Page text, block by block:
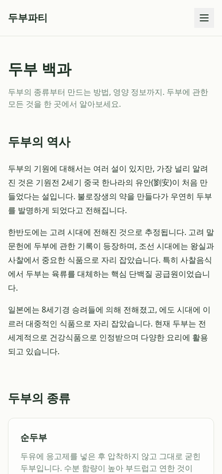
두부파티
두부 백과
두부의 종류부터 만드는 방법, 영양 정보까지. 두부에 관한
모든 것을 한 곳에서 알아보세요.
두부의 역사
두부의 기원에 대해서는 여러 설이 있지만, 가장 널리 알려
진 것은 기원전 2세기 중국 한나라의 유안(劉安)이 처음 만
들었다는 설입니다. 불로장생의 약을 만들다가 우연히 두부
를 발명하게 되었다고 전해집니다.
한반도에는 고려 시대에 전해진 것으로 추정됩니다. 고려 말
문헌에 두부에 관한 기록이 등장하며, 조선 시대에는 왕실과
사찰에서 중요한 식품으로 자리 잡았습니다. 특히 사찰음식
에서 두부는 육류를 대체하는 핵심 단백질 공급원이었습니
다.
일본에는 8세기경 승려들에 의해 전해졌고, 에도 시대에 이
르러 대중적인 식품으로 자리 잡았습니다. 현재 두부는 전
세계적으로 건강식품으로 인정받으며 다양한 요리에 활용
되고 있습니다.
두부의 종류
순두부
두유에 응고제를 넣은 후 압착하지 않고 그대로 굳힌
두부입니다. 수분 함량이 높아 부드럽고 연한 것이